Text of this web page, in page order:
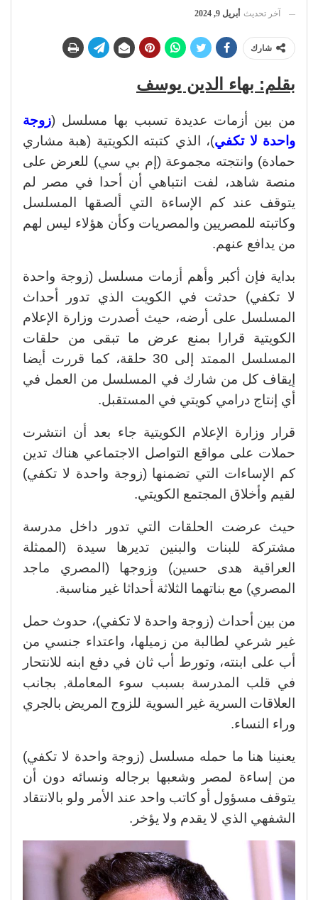
آخر تحديث أبريل 9, 2024
شارك
بقلم: بهاء الدين يوسف
من بين أزمات عديدة تسبب بها مسلسل (زوجة
واحدة لا تكفي)، الذي كتبته الكويتية (هبة مشاري
حمادة) وانتجته مجموعة (إم بي سي) للعرض على
منصة شاهد، لفت انتباهي أن أحدا في مصر لم
يتوقف عند كم الإساءة التي ألصقها المسلسل
وكاتبته للمصريين والمصريات وكأن هؤلاء ليس لهم
من يدافع عنهم.
بداية فإن أكبر وأهم أزمات مسلسل (زوجة واحدة
لا تكفي) حدثت في الكويت الذي تدور أحداث
المسلسل على أرضه، حيث أصدرت وزارة الإعلام
الكويتية قرارا بمنع عرض ما تبقى من حلقات
المسلسل الممتد إلى 30 حلقة، كما قررت أيضا
إيقاف كل من شارك في المسلسل من العمل في
أي إنتاج درامي كويتي في المستقبل.
قرار وزارة الإعلام الكويتية جاء بعد أن انتشرت
حملات على مواقع التواصل الاجتماعي هناك تدين
كم الإساءات التي تضمنها (زوجة واحدة لا تكفي)
لقيم وأخلاق المجتمع الكويتي.
حيث عرضت الحلقات التي تدور داخل مدرسة
مشتركة للبنات والبنين تديرها سيدة (الممثلة
العراقية هدى حسين) وزوجها (المصري ماجد
المصري) مع بناتهما الثلاثة أحداثا غير مناسبة.
من بين أحداث (زوجة واحدة لا تكفي)، حدوث حمل
غير شرعي لطالبة من زميلها، واعتداء جنسي من
أب على ابنته، وتورط أب ثان في دفع ابنه للانتحار
في قلب المدرسة بسبب سوء المعاملة, بجانب
العلاقات السرية غير السوية للزوج المريض بالجري
وراء النساء.
يعنينا هنا ما حمله مسلسل (زوجة واحدة لا تكفي)
من إساءة لمصر وشعبها برجاله ونسائه دون أن
يتوقف مسؤول أو كاتب واحد عند الأمر ولو بالانتقاد
الشفهي الذي لا يقدم ولا يؤخر.